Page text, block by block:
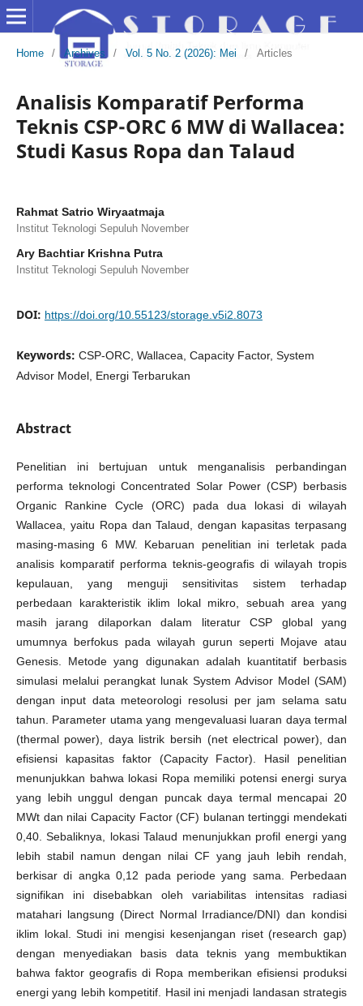
Home / Archives / Vol. 5 No. 2 (2026): Mei / Articles
Analisis Komparatif Performa
Teknis CSP-ORC 6 MW di Wallacea:
Studi Kasus Ropa dan Talaud
Rahmat Satrio Wiryaatmaja
Institut Teknologi Sepuluh November
Ary Bachtiar Krishna Putra
Institut Teknologi Sepuluh November
DOI: https://doi.org/10.55123/storage.v5i2.8073
Keywords: CSP-ORC, Wallacea, Capacity Factor, System
Advisor Model, Energi Terbarukan
Abstract
Penelitian ini bertujuan untuk menganalisis perbandingan
performa teknologi Concentrated Solar Power (CSP) berbasis
Organic Rankine Cycle (ORC) pada dua lokasi di wilayah
Wallacea, yaitu Ropa dan Talaud, dengan kapasitas terpasang
masing-masing 6 MW. Kebaruan penelitian ini terletak pada
analisis komparatif performa teknis-geografis di wilayah tropis
kepulauan, yang menguji sensitivitas sistem terhadap
perbedaan karakteristik iklim lokal mikro, sebuah area yang
masih jarang dilaporkan dalam literatur CSP global yang
umumnya berfokus pada wilayah gurun seperti Mojave atau
Genesis. Metode yang digunakan adalah kuantitatif berbasis
simulasi melalui perangkat lunak System Advisor Model (SAM)
dengan input data meteorologi resolusi per jam selama satu
tahun. Parameter utama yang mengevaluasi luaran daya termal
(thermal power), daya listrik bersih (net electrical power), dan
efisiensi kapasitas faktor (Capacity Factor). Hasil penelitian
menunjukkan bahwa lokasi Ropa memiliki potensi energi surya
yang lebih unggul dengan puncak daya termal mencapai 20
MWt dan nilai Capacity Factor (CF) bulanan tertinggi mendekati
0,40. Sebaliknya, lokasi Talaud menunjukkan profil energi yang
lebih stabil namun dengan nilai CF yang jauh lebih rendah,
berkisar di angka 0,12 pada periode yang sama. Perbedaan
signifikan ini disebabkan oleh variabilitas intensitas radiasi
matahari langsung (Direct Normal Irradiance/DNI) dan kondisi
iklim lokal. Studi ini mengisi kesenjangan riset (research gap)
dengan menyediakan basis data teknis yang membuktikan
bahwa faktor geografis di Ropa memberikan efisiensi produksi
energi yang lebih kompetitif. Hasil ini menjadi landasan strategis